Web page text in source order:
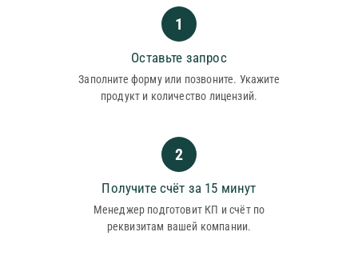
1
Оставьте запрос
Заполните форму или позвоните. Укажите
продукт и количество лицензий.
2
Получите счёт за 15 минут
Менеджер подготовит КП и счёт по
реквизитам вашей компании.